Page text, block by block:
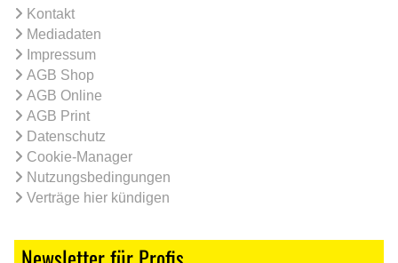
Kontakt
Mediadaten
Impressum
AGB Shop
AGB Online
AGB Print
Datenschutz
Cookie-Manager
Nutzungsbedingungen
Verträge hier kündigen